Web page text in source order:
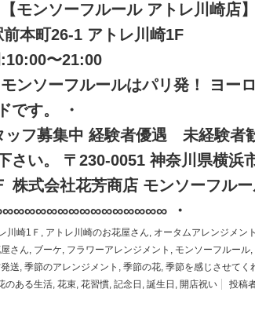
フルール アトレ川崎店】
本町26-1 アトレ川崎1F
〜21:00
フルールはパリ発！ ヨーロ
です。 ・
募集中 経験者優遇 未経験者
さい。 〒230-0051 神奈川県横浜
株式会社花芳商店 モンソーフル
・
川崎1Ｆ , アトレ川崎のお花屋さん, オータムアレンジメント
さん, ブーケ, フラワーアレンジメント , モンソーフルール,
送, 季節のアレンジメント , 季節の花, 季節を感じさせてく
のある生活, 花束, 花習慣, 記念日 , 誕生日 , 開店祝い 投稿